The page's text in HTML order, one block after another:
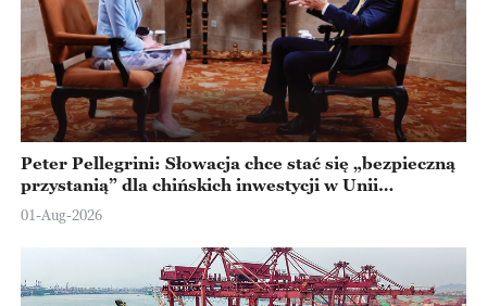
Peter Pellegrini: Słowacja chce stać się „bezpieczną
przystanią” dla chińskich inwestycji w Unii
Europejskiej
01-Aug-2026